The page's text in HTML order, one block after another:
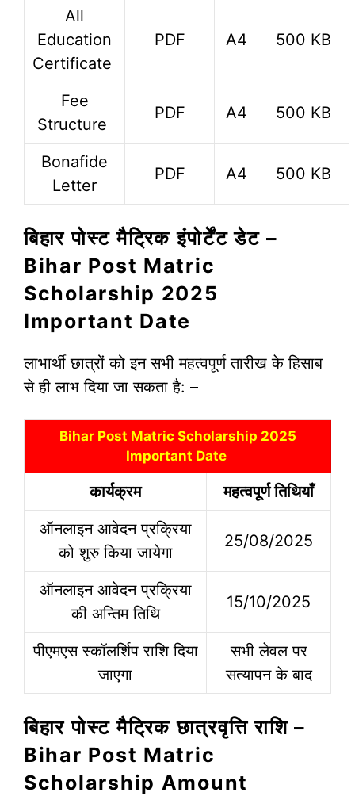
All
Education
Certificate
PDF A4 500 KB
Fee
Structure
PDF A4 500 KB
Bonafide
Letter
PDF A4 500 KB
बिहार पोस्ट मैट्रिक इंपोर्टेंट डेट –
Bihar Post Matric
Scholarship 2025
Important Date
लाभार्थी छात्रों को इन सभी महत्वपूर्ण तारीख के हिसाब
से ही लाभ दिया जा सकता है: –
Bihar Post Matric Scholarship 2025
Important Date
कार्यक्रम
महत्वपूर्ण तिथियाँ
ऑनलाइन आवेदन प्रक्रिया
को शुरु किया जायेगा
25/08/2025
ऑनलाइन आवेदन प्रक्रिया
की अन्तिम तिथि
15/10/2025
पीएमएस स्कॉलर्शिप राशि दिया
जाएगा
सभी लेवल पर
सत्यापन के बाद
बिहार पोस्ट मैट्रिक छात्रवृत्ति राशि –
Bihar Post Matric
Scholarship Amount